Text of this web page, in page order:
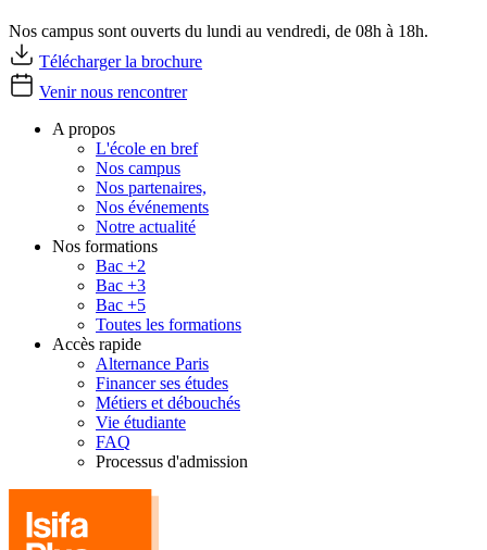
Nos campus sont ouverts du lundi au vendredi, de 08h à 18h.
Télécharger la brochure
Venir nous rencontrer
A propos
L'école en bref
Nos campus
Nos partenaires,
Nos événements
Notre actualité
Nos formations
Bac +2
Bac +3
Bac +5
Toutes les formations
Accès rapide
Alternance Paris
Financer ses études
Métiers et débouchés
Vie étudiante
FAQ
Processus d'admission